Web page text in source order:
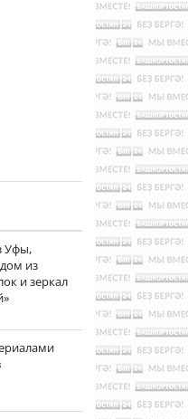
Уфы,
из
и зеркал